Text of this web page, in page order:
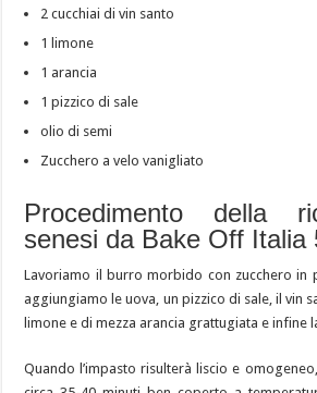
2 cucchiai di vin santo
1 limone
1 arancia
1 pizzico di sale
olio di semi
Zucchero a velo vanigliato
Procedimento della
senesi da Bake Off Italia
Lavoriamo il burro morbido con zucchero in
aggiungiamo le uova, un pizzico di sale, il vin
limone e di mezza arancia grattugiata e infine
Quando l’impasto risulterà liscio e